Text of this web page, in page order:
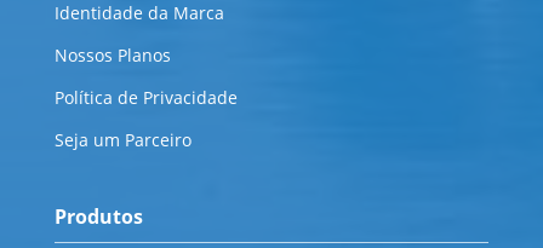
Identidade da Marca
Nossos Planos
Política de Privacidade
Seja um Parceiro
Produtos